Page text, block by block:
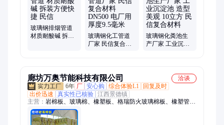
玻璃钢排烟管道
材质耐酸碱 拆装
玻璃钢化工管道
厂家 民信复合材
玻璃钢化粪池生
产厂家 工业沉淀
廊坊万奥节能科技有限公司
洽谈
6年 厂 安心购 综合体验L1
回复及时
出价迅速
真实性已核验 江西景德镇
主营： 岩棉板、玻璃棉、橡塑板、格瑞防火玻璃棉板、橡塑管、
橡塑保温管、橡塑保温板、橡塑保温材料、岩棉保温材料、气凝
胶毡、防水卷材、玻璃棉板、玻璃棉卷毡、pvc防水卷材